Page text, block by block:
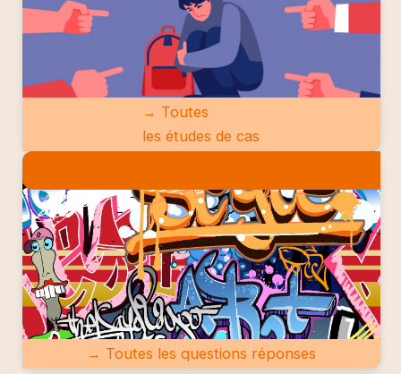
→ Toutes
les études de cas
→ Toutes les questions réponses